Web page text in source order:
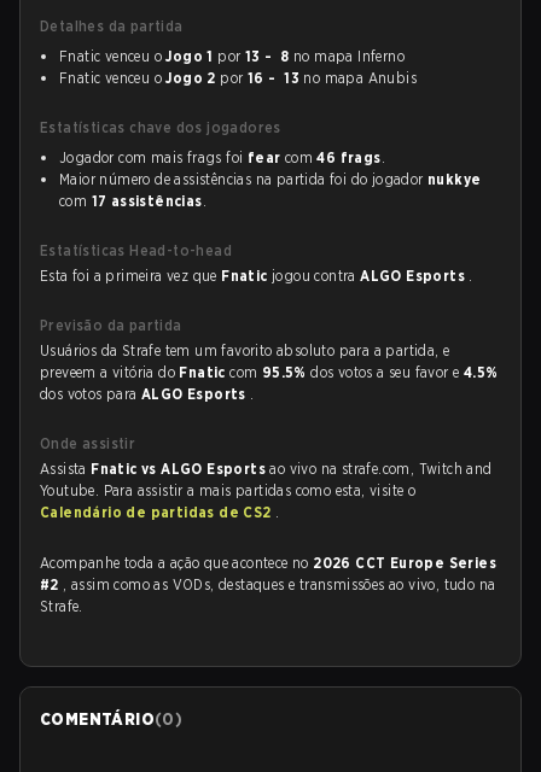
Detalhes da partida
Fnatic venceu oJogo 1 por 13 - 8 no mapa Inferno
Fnatic venceu oJogo 2 por 16 - 13 no mapa Anubis
Estatísticas chave dos jogadores
Jogador com mais frags foi fear com46 frags.
Maior número de assistências na partida foi do jogador nukkye
com 17 assistências.
Estatísticas Head-to-head
Esta foi a primeira vez que Fnatic jogou contraALGO Esports .
Previsão da partida
Usuários da Strafe tem um favorito absoluto para a partida, e
preveem a vitória do Fnaticcom 95.5%dos votos a seu favor e 4.5%
dos votos para ALGO Esports .
Onde assistir
Assista Fnatic vs ALGO Esportsao vivo na strafe.com, Twitch and
Youtube. Para assistir a mais partidas como esta, visite o
Calendário de partidas de CS2 .
Acompanhe toda a ação que acontece no 2026 CCT Europe Series
#2 , assim como as VODs, destaques e transmissões ao vivo, tudo na
Strafe.
COMENTÁRIO(0)